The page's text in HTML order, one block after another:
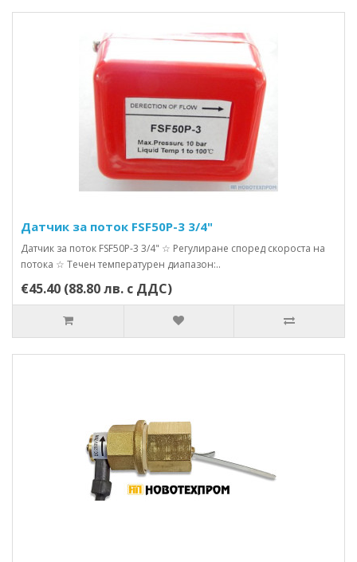
Датчик за поток FSF50P-3 3/4"
Датчик за поток FSF50P-3 3/4" ☆ Регулиране според скороста на
потока ☆ Течен температурен диапазон:..
€45.40 (88.80 лв. с ДДС)